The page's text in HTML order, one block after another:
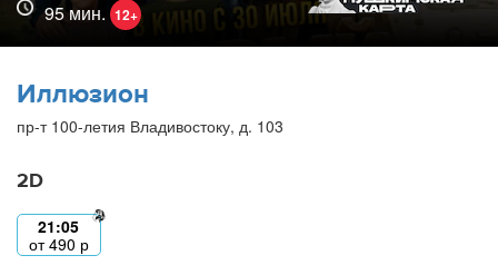
95 мин. 12+
Иллюзион
пр-т 100-летия Владивостоку, д. 103
2D
21:05
от490 р